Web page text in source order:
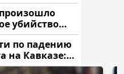
убийство
по падению
на Кавказе:
здесь